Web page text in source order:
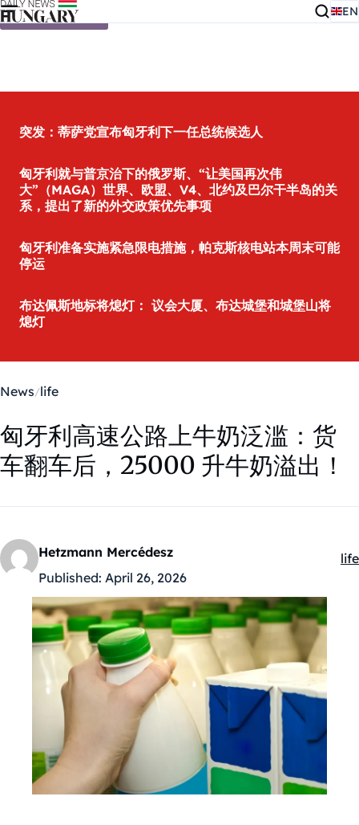
Skip to content EN
突发：蒂萨党宣布匈牙利下一任总统候选人
匈牙利就与普京治下的俄罗斯、“让美国再次伟
大”（MAGA）世界、欧盟、V4、北约及巴尔干半岛的关
系，提出了新的外交政策优先事项
匈牙利准备实施紧急限电措施，帕克斯核电站本周末可能
停运
布达佩斯地标将熄灯： 议会大厦、布达城堡和城堡山将
熄灯
News life
匈牙利高速公路上牛奶泛滥：货
车翻车后，25000 升牛奶溢出！
Hetzmann Mercédesz
Published: April 26, 2026
life